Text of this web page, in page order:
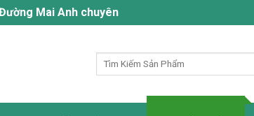
Anh chuyên cung cấp dịch vụ sơn kẻ đường
Tìm